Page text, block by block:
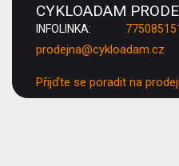
CYKLOADAM
INFOLINKA:
prodejna@cykloadam.cz
Přijďte se poradit na